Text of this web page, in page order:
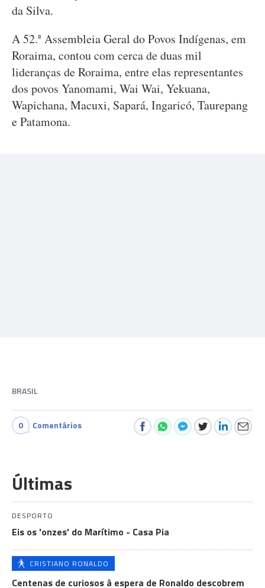
da Silva.
A 52.ª Assembleia Geral do Povos Indígenas, em
Roraima, contou com cerca de duas mil
lideranças de Roraima, entre elas representantes
dos povos Yanomami, Wai Wai, Yekuana,
Wapichana, Macuxi, Sapará, Ingaricó, Taurepang
e Patamona.
BRASIL
0 Comentários
Últimas
DESPORTO
Eis os 'onzes' do Marítimo - Casa Pia
CRISTIANO RONALDO
Centenas de curiosos à espera de Ronaldo descobrem